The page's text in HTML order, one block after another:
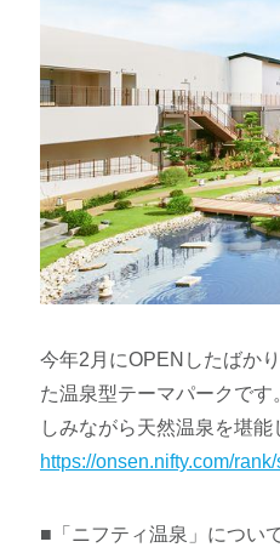
今年2月にOPENしたばか
た温泉型テーマパークで
しみながら天然温泉を堪
https://onsen.nifty.com/
■「ニフティ温泉」につい